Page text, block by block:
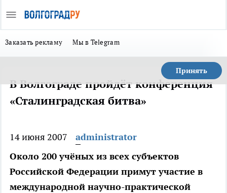
Заказать рекламу Мы в Telegram
Принять
В Волгограде пройдёт конференция
«Сталинградская битва»
14 июня 2007
administrator
Около 200 учёных из всех субъектов
Российской Федерации примут участие в
международной научно-практической